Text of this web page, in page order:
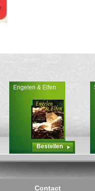
Engelen & Elfen
Bestellen
Contact